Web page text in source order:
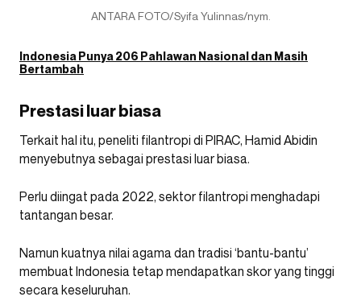
ANTARA FOTO/Syifa Yulinnas/nym.
Indonesia Punya 206 Pahlawan Nasional dan Masih
Bertambah
Prestasi luar biasa
Terkait hal itu, peneliti filantropi di PIRAC, Hamid Abidin
menyebutnya sebagai prestasi luar biasa.
Perlu diingat pada 2022, sektor filantropi menghadapi
tantangan besar.
Namun kuatnya nilai agama dan tradisi ‘bantu-bantu’
membuat Indonesia tetap mendapatkan skor yang tinggi
secara keseluruhan.